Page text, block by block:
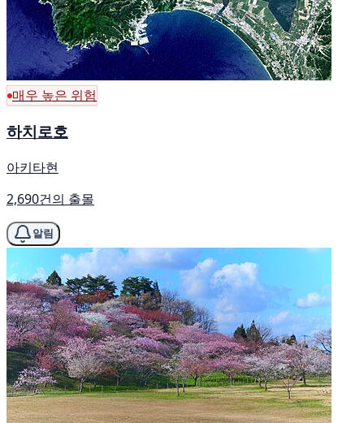
매우 높은 위험
하치로호
아키타현
2,690건의 출몰
알림